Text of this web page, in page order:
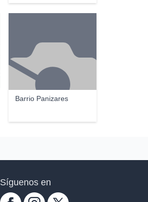
Barrio Panizares
Síguenos en